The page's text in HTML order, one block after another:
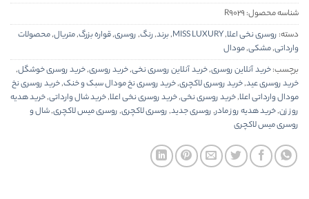
شناسه محصول: R9029
دسته: روسری نخی اعلا,
MISS LUXURY
,برند,رنگ,روسری,قواره بزرگ,متریال,محصولات
وارداتی,مشکی,مودال
برچسب:خرید آنلاین روسری,خرید آنلاین روسری نخی,خرید روسری,خرید روسری خوشگل,
خرید روسری عید,خرید روسری لاکچری,خرید روسری نخ مودال سبک و خنک,خرید روسری نخ
مودال وارداتی اعلا,خرید روسری نخی,خرید روسری نخی اعلا,خرید شال وارداتی,خرید هدیه
روز زن,خرید هدیه روز مادر,روسری جدید,روسری لاکچری,روسری میس لاکچری,شال و
روسری میس لاکچری